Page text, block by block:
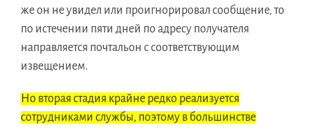
же он не увидел или проигнорировал сообщение, то
по истечении пяти дней по адресу получателя
направляется почтальон с соответствующим
извещением.
Но вторая стадия крайне редко реализуется
сотрудниками службы, поэтому в большинстве